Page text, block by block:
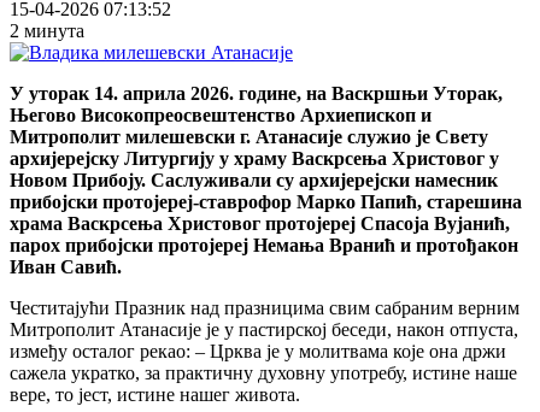
15-04-2026 07:13:52
2 минута
У уторак 14. априла 2026. године, на Васкршњи Уторак,
Његово Високопреосвештенство Архиепископ и
Митрополит милешевски г. Атанасије служио је Свету
архијерејску Литургију у храму Васкрсења Христовог у
Новом Прибоју. Саслуживали су архијерејски намесник
прибојски протојереј-ставрофор Марко Папић, старешина
храма Васкрсења Христовог протојереј Спасоја Вујанић,
парох прибојски протојереј Немања Вранић и протођакон
Иван Савић.
Честитајући Празник над празницима свим сабраним верним
Митрополит Атанасије је у пастирској беседи, након отпуста,
између осталог рекао: – Црква је у молитвама које она држи
сажела укратко, за практичну духовну употребу, истине наше
вере, то јест, истине нашег живота.